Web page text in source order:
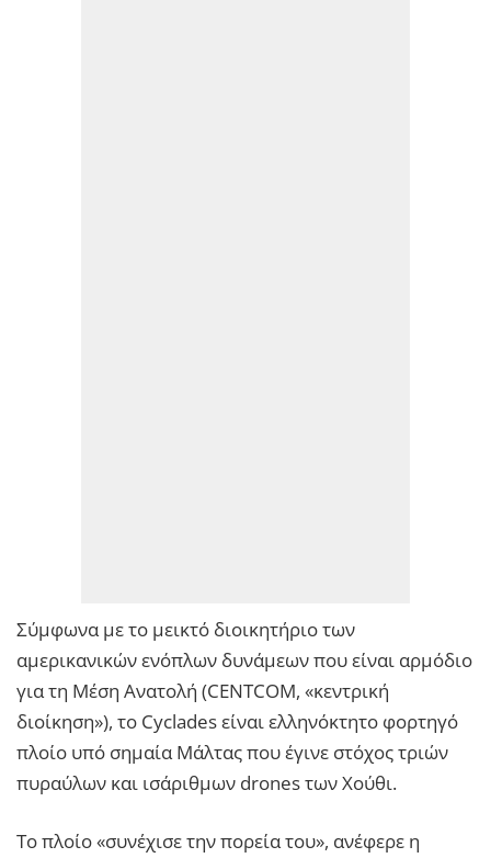
Σύμφωνα με το μεικτό διοικητήριο των
αμερικανικών ενόπλων δυνάμεων που είναι αρμόδιο
για τη Μέση Ανατολή (CENTCOM, «κεντρική
διοίκηση»), το Cyclades είναι ελληνόκτητο φορτηγό
πλοίο υπό σημαία Μάλτας που έγινε στόχος τριών
πυραύλων και ισάριθμων drones των Χούθι.
Το πλοίο «συνέχισε την πορεία του», ανέφερε η